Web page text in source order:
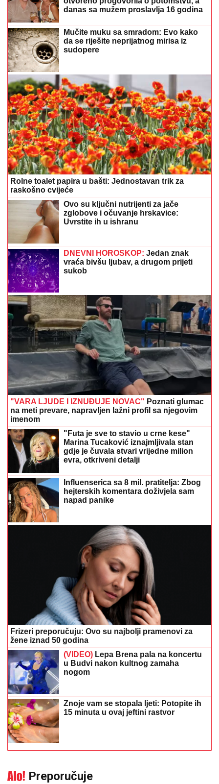
danas sa mužem proslavlja 16 godina
Mučite muku sa smradom: Evo kako
da se riješite neprijatnog mirisa iz
sudopere
Rolne toalet papira u bašti: Jednostavan trik za
raskošno cvijeće
Ovo su ključni nutrijenti za jače
zglobove i očuvanje hrskavice:
Uvrstite ih u ishranu
DNEVNI HOROSKOP: Jedan znak
vraća bivšu ljubav, a drugom prijeti
sukob
"VARA LJUDE I IZNUĐUJE NOVAC" Poznati glumac
na meti prevare, napravljen lažni profil sa njegovim
imenom
"Futa je sve to stavio u crne kese"
Marina Tucaković iznajmljivala stan
gdje je čuvala stvari vrijedne milion
evra, otkriveni detalji
Influenserica sa 8 mil. pratitelja: Zbog
hejterskih komentara doživjela sam
napad panike
Frizeri preporučuju: Ovo su najbolji pramenovi za
žene iznad 50 godina
(VIDEO) Lepa Brena pala na koncertu
u Budvi nakon kultnog zamaha
nogom
Znoje vam se stopala ljeti: Potopite ih
15 minuta u ovaj jeftini rastvor
Preporučuje